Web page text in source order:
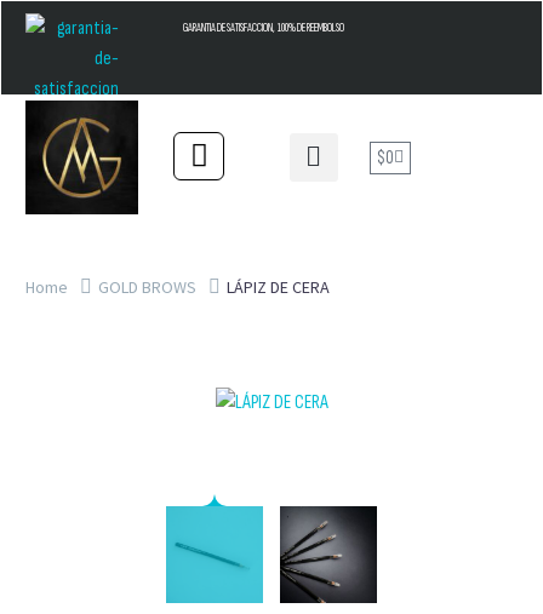
GARANTIA DE SATISFACCION, 100% DE REEMBOLSO
$0
Home GOLD BROWS LÁPIZ DE CERA